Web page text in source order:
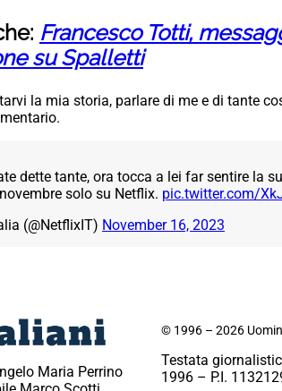
Francesco Totti,
su Spalletti
la mia storia, parlare di me e di tante
dette tante, ora tocca a lei far sentire la
solo su Netflix. pic.twitter.com/
(@NetflixIT) November 16, 2023
Maria Perrino
© 1996 – 2026
Testata
1996 – P.I.